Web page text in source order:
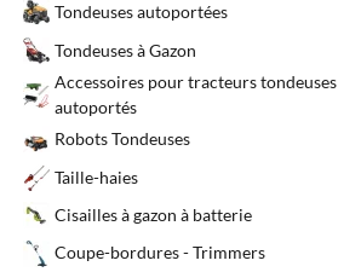
Tondeuses autoportées
Tondeuses à Gazon
Accessoires pour tracteurs tondeuses
autoportés
Robots Tondeuses
Taille-haies
Cisailles à gazon à batterie
Coupe-bordures - Trimmers